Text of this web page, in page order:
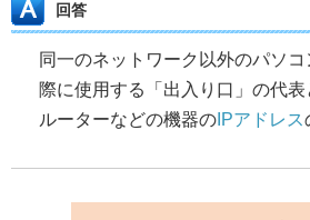
回答
同一のネットワーク以外のパソ
際に使用する「出入り口」の代
ルーターなどの機器の IPアドレス